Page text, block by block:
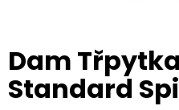
Dam
Standard